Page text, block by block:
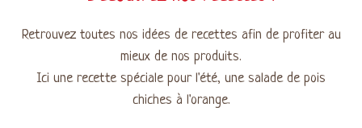
Retrouvez toutes nos idées de recettes afin de profiter au
mieux de nos produits.
Ici une recette spéciale pour l'été, une salade de pois
chiches à l'orange.